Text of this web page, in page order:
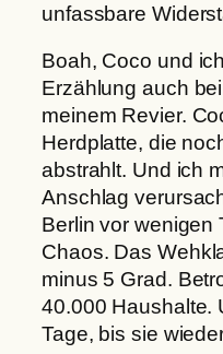
unfassbare
Boah, Coco und
Erzählung auch
meinem Revier.
Herdplatte, die
abstrahlt. Und ich
Anschlag
Berlin vor wenigen
Chaos. Das
minus 5 Grad.
40.000 Haushalte.
Tage, bis sie